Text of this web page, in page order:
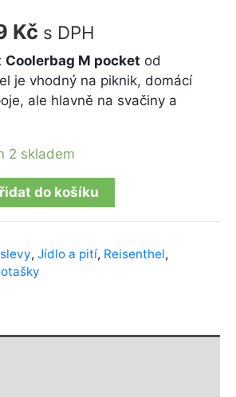
Kč s DPH
Coolerbag M pocket od
je vhodný na piknik, domácí
ale hlavně na svačiny a
2 skladem
do košíku
, Jídlo a pití, Reisenthel,